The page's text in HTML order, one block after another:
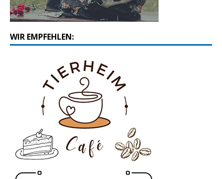
WIR EMPFEHLEN: